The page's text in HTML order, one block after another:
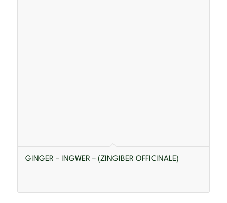
GINGER – INGWER – (ZINGIBER OFFICINALE)